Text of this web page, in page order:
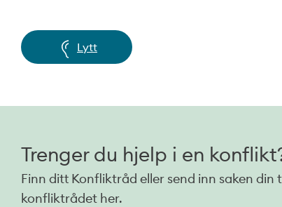
Lytt
Trenger du hjelp i en
Finn ditt Konfliktråd eller send inn saken din
konfliktrådet her.